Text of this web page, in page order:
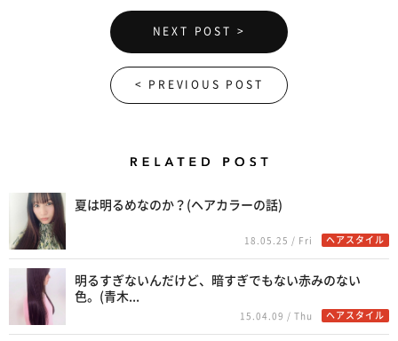
NEXT POST >
< PREVIOUS POST
夏は明るめなのか？(ヘアカラーの話)
18.05.25 / Fri ヘアスタイル
明るすぎないんだけど、暗すぎでもない赤みのない
色。(青木...
15.04.09 / Thu ヘアスタイル